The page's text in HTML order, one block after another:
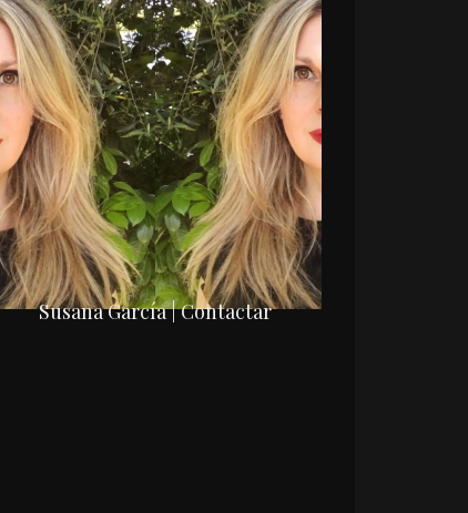
Susana García | Contactar